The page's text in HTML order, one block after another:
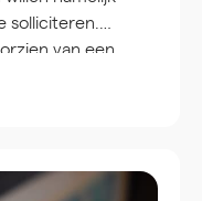
solliciteren.
van een
in een krappe